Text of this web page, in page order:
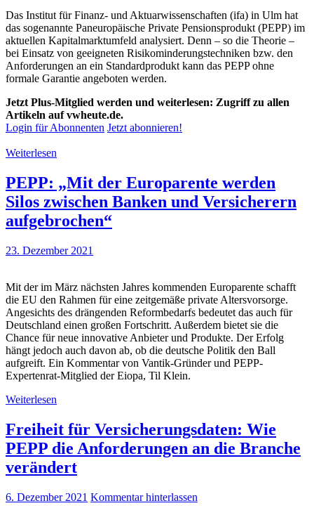
Das Institut für Finanz- und Aktuarwissenschaften (ifa) in Ulm hat
das sogenannte Paneuropäische Private Pensionsprodukt (PEPP) im
aktuellen Kapitalmarktumfeld analysiert. Denn – so die Theorie –
bei Einsatz von geeigneten Risikominderungstechniken bzw. den
Anforderungen an ein Standardprodukt kann das PEPP ohne
formale Garantie angeboten werden.
Jetzt Plus-Mitglied werden und weiterlesen: Zugriff zu allen
Artikeln auf vwheute.de.
Login für Abonnenten Jetzt abonnieren!
Weiterlesen
PEPP: „Mit der Europarente werden
Silos zwischen Banken und Versicherern
aufgebrochen“
23. Dezember 2021
Mit der im März nächsten Jahres kommenden Europarente schafft
die EU den Rahmen für eine zeitgemäße private Altersvorsorge.
Angesichts des drängenden Reformbedarfs bedeutet das auch für
Deutschland einen großen Fortschritt. Außerdem bietet sie die
Chance für neue innovative Anbieter und Produkte. Der Erfolg
hängt jedoch auch davon ab, ob die deutsche Politik den Ball
aufgreift. Ein Kommentar von Vantik-Gründer und PEPP-
Expertenrat-Mitglied der Eiopa, Til Klein.
Weiterlesen
Freiheit für Versicherungsdaten: Wie
PEPP die Anforderungen an die Branche
verändert
6. Dezember 2021 Kommentar hinterlassen